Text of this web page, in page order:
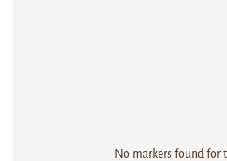
No markers found for